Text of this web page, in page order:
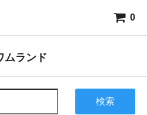
0
ムランド
検索